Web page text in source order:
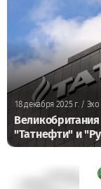
18 декабря 2025 г./ Эхо
"Татнефти" и